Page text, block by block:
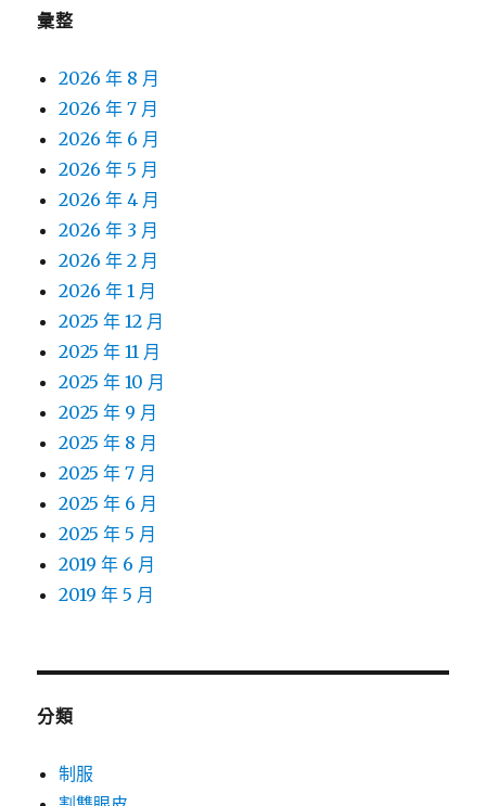
彙整
2026 年 8 月
2026 年 7 月
2026 年 6 月
2026 年 5 月
2026 年 4 月
2026 年 3 月
2026 年 2 月
2026 年 1 月
2025 年 12 月
2025 年 11 月
2025 年 10 月
2025 年 9 月
2025 年 8 月
2025 年 7 月
2025 年 6 月
2025 年 5 月
2019 年 6 月
2019 年 5 月
分類
制服